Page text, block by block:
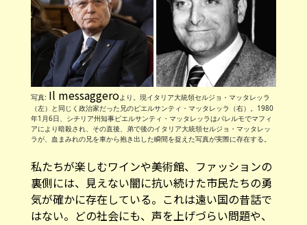
写真: Il messaggeroより。現イタリア大統領セルジョ・マッタレッラ
（左）と同じく政治家だった兄のピエルサンティ・マッタレッラ（右）。1980
年1月6日、シチリア州知事ピエルサンティ・マッタレッラはパレルモでマフィ
アにより暗殺され、その直後、弟で後のイタリア大統領セルジョ・マッタレッ
ラが、血まみれの兄を車から抱き出した瞬間を捉えた写真が実際に存在する。
私たちが楽しむワインや美術館、ファッションの
裏側には、見えない闇に抗い続けた市民たちの勇
気が確かに存在している。これは遠い国の昔話で
はない。どの社会にも、声を上げづらい問題や、